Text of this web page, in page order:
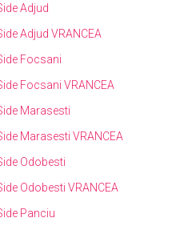
Adjud
Adjud VRANCEA
Focsani
Focsani VRANCEA
Marasesti
Marasesti VRANCEA
Odobesti
Odobesti VRANCEA
Panciu